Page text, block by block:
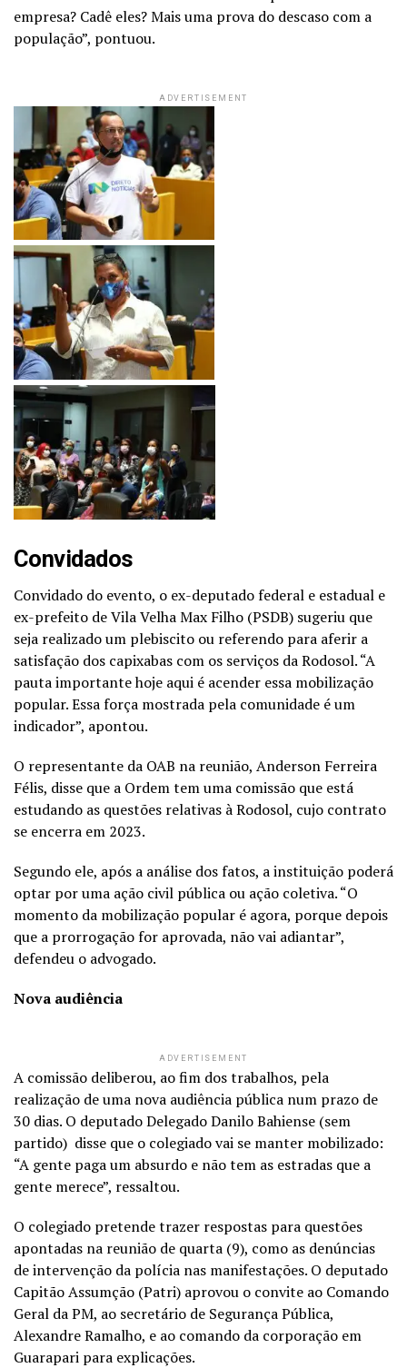
empresa? Cadê eles? Mais uma prova do descaso com a
população”, pontuou.
ADVERTISEMENT
Convidados
Convidado do evento, o ex-deputado federal e estadual e
ex-prefeito de Vila Velha Max Filho (PSDB) sugeriu que
seja realizado um plebiscito ou referendo para aferir a
satisfação dos capixabas com os serviços da Rodosol. “A
pauta importante hoje aqui é acender essa mobilização
popular. Essa força mostrada pela comunidade é um
indicador”, apontou.
O representante da OAB na reunião, Anderson Ferreira
Félis, disse que a Ordem tem uma comissão que está
estudando as questões relativas à Rodosol, cujo contrato
se encerra em 2023.
Segundo ele, após a análise dos fatos, a instituição poderá
optar por uma ação civil pública ou ação coletiva. “O
momento da mobilização popular é agora, porque depois
que a prorrogação for aprovada, não vai adiantar”,
defendeu o advogado.
Nova audiência
ADVERTISEMENT
A comissão deliberou, ao fim dos trabalhos, pela
realização de uma nova audiência pública num prazo de
30 dias. O deputado Delegado Danilo Bahiense (sem
partido) disse que o colegiado vai se manter mobilizado:
“A gente paga um absurdo e não tem as estradas que a
gente merece”, ressaltou.
O colegiado pretende trazer respostas para questões
apontadas na reunião de quarta (9), como as denúncias
de intervenção da polícia nas manifestações. O deputado
Capitão Assumção (Patri) aprovou o convite ao Comando
Geral da PM, ao secretário de Segurança Pública,
Alexandre Ramalho, e ao comando da corporação em
Guarapari para explicações.